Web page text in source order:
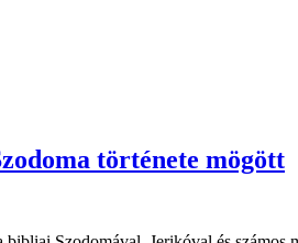
története mögött